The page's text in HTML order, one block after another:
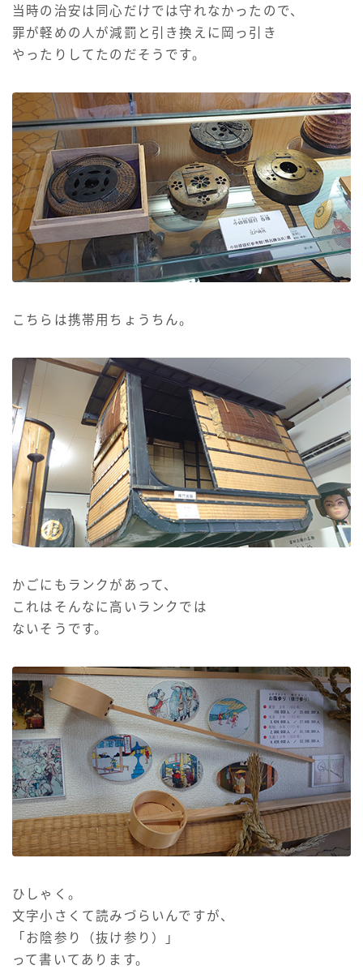
当時の治安は同心だけでは守れなかったので、
罪が軽めの人が減罰と引き換えに岡っ引き
やったりしてたのだそうです。
こちらは携帯用ちょうちん。
かごにもランクがあって、
これはそんなに高いランクでは
ないそうです。
ひしゃく。
文字小さくて読みづらいんですが、
「お陰参り（抜け参り）」
って書いてあります。